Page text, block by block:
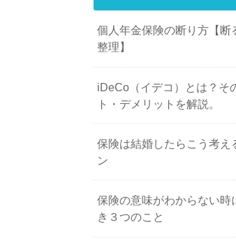
個人年金保険の断り方【断
整理】
iDeCo（イデコ）とは？そ
ト・デメリットを解説。
保険は結婚したらこう考え
ン
保険の意味がわからない時
き３つのこと